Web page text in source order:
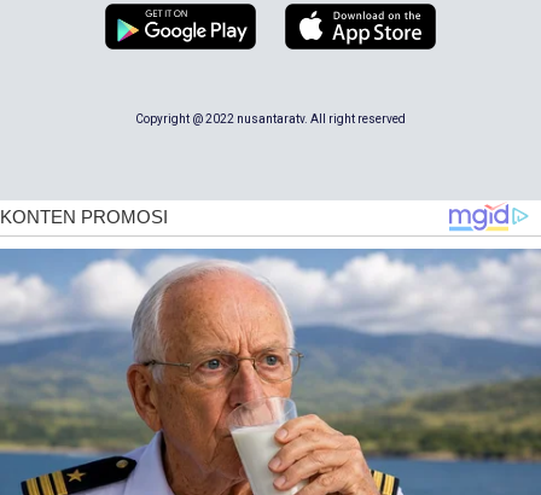
Copyright @ 2022 nusantaratv. All right reserved